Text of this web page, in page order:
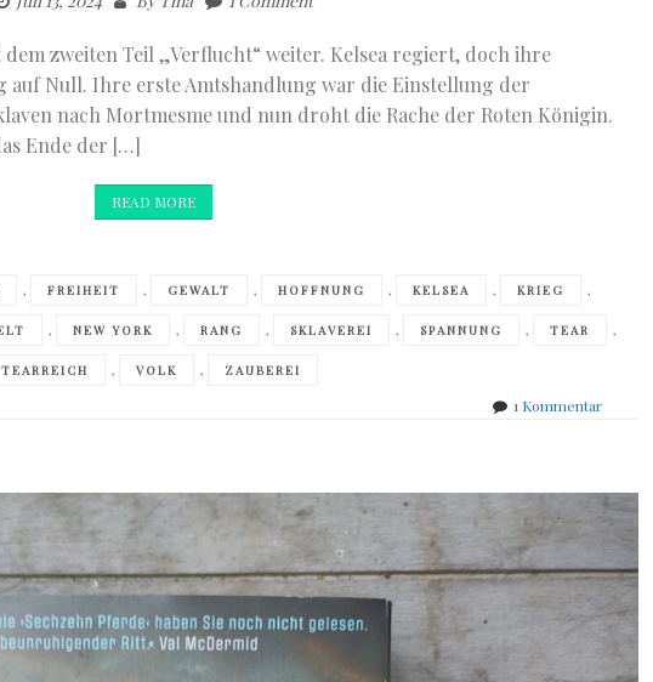
zweiten Teil „Verflucht“ weiter. Kelsea regiert, doch ihre
auf Null. Ihre erste Amtshandlung war die Einstellung der
nach Mortmesme und nun droht die Rache der Roten Königin.
Ende der […]
READ MORE
, FREIHEIT , GEWALT , HOFFNUNG , KELSEA , KRIEG ,
, NEW YORK , RANG , SKLAVEREI , SPANNUNG , TEAR ,
TEARREICH , VOLK , ZAUBEREI
1 Kommentarzu
Die
Schatten
Verflucht